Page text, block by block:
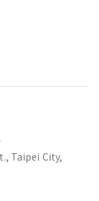
Taipei City,